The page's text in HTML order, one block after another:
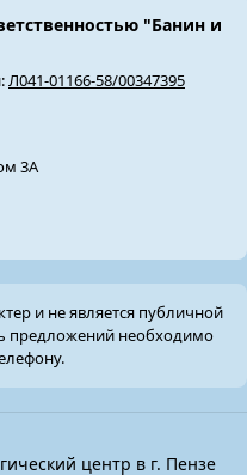
"Банин и
Л041-01166-58/00347395
3А
и не является публичной
предложений необходимо
центр в г. Пензе